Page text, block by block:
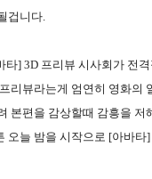
겁니다.
] 3D 프리뷰 시사회가 전
리뷰라는게 엄연히 영화의
본편을 감상할때 감흥을
오늘 밤을 시작으로 [아바